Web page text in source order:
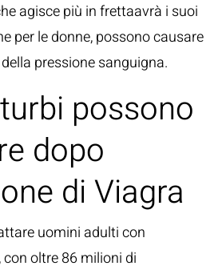
agisce più in frettaavrà i suoi
per le donne, possono causare
pressione sanguigna.
possono
dopo
di Viagra
uomini adulti con
oltre 86 milioni di